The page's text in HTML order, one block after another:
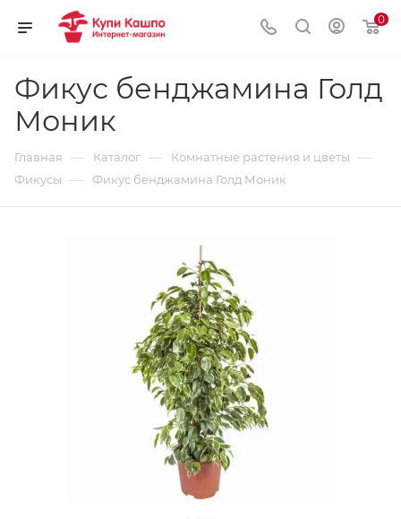
0
Фикус бенджамина Голд
Моник
Главная — Каталог — Комнатные растения и цветы —
Фикусы — Фикус бенджамина Голд Моник